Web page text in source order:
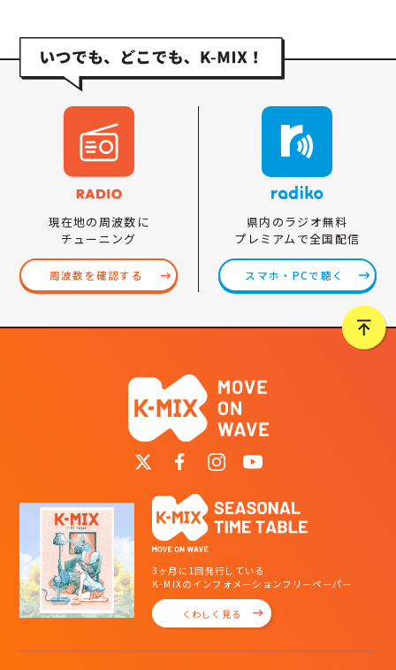
現在地の周波数に
チューニング
周波数を確認する
県内のラジオ無料
プレミアムで全国配信
スマホ・PCで聴く
3ヶ月に1回発行している
K-MIXのインフォメーションフリーペーパー
くわしく見る